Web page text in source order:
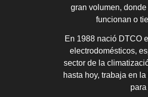
gran volumen,
funcionan o
En 1988 nació DTCO
electrodomésticos,
sector de la
hasta hoy, trabaja en